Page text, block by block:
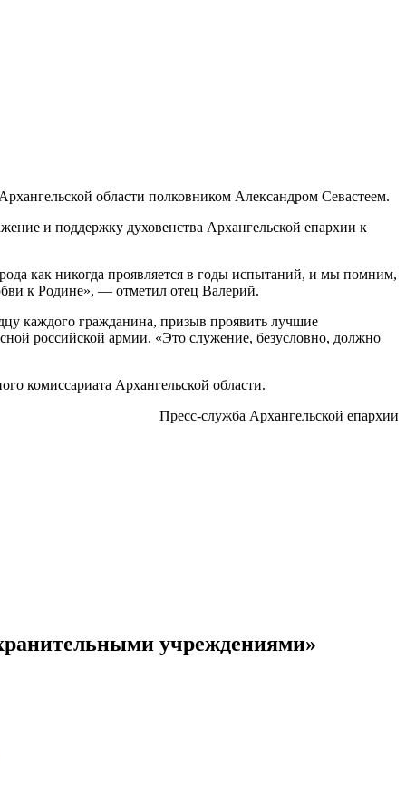
области полковником Александром Севастеем.
и поддержку духовенства Архангельской епархии к
как никогда проявляется в годы испытаний, и мы помним,
к Родине», — отметил отец Валерий.
каждого гражданина, призыв проявить лучшие
российской армии. «Это служение, безусловно, должно
комиссариата Архангельской области.
Пресс-служба Архангельской епархии
учреждениями»